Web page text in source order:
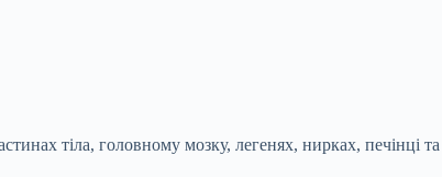
тіла, головному мозку, легенях, нирках, печінці та